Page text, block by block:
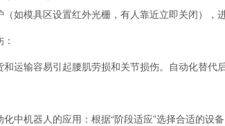
如模具区设置红外光栅，有人靠近立即关闭），
运输容易引起腰肌劳损和关节损伤。自动化替代
中机器人的应用：根据“阶段适应”选择合适的设备